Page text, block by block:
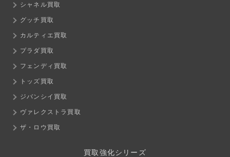
シャネル買取
グッチ買取
カルティエ買取
プラダ買取
フェンディ買取
トッズ買取
ジバンシイ買取
ヴァレクストラ買取
ザ・ロウ買取
買取強化シリーズ